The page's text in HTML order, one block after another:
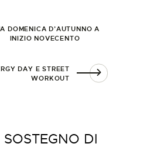
DOMENICA D’AUTUNNO A
INIZIO NOVECENTO
DAY E STREET
WORKOUT
DI